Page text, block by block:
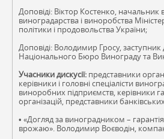
Доповіді: Віктор Костенко, начальник
виноградарства і виноробства
політики і продовольства України;
Доповіді: Володимир Гросу,
Національного Бюро Винограду та
Учасники дискусії: представники
керівники і головні спеціалісти
виноробних підприємств, керівники
організацій, представники
• «Догляд за виноградником –
врожаю». Володимир Воєводін,